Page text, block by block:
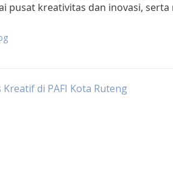
pusat kreativitas dan inovasi,
di PAFI Kota Ruteng